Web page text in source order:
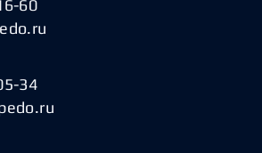
60
34